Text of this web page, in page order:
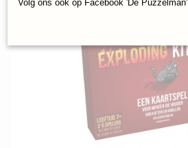
Volg ons ook op Facebook 'De Puzzelman'